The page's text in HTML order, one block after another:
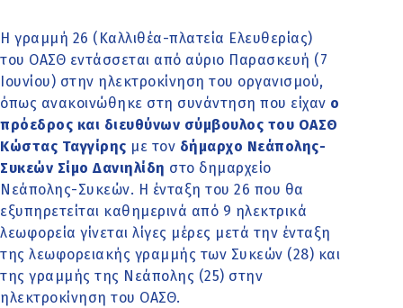
Η γραμμή 26 (Καλλιθέα-πλατεία Ελευθερίας)
του ΟΑΣΘ εντάσσεται από αύριο Παρασκευή (7
Ιουνίου) στην ηλεκτροκίνηση του οργανισμού,
όπως ανακοινώθηκε στη συνάντηση που είχαν ο
πρόεδρος και διευθύνων σύμβουλος του ΟΑΣΘ
Κώστας Ταγγίρης με τον δήμαρχο Νεάπολης-
Συκεών Σίμο Δανιηλίδη στο δημαρχείο
Νεάπολης-Συκεών. Η ένταξη του 26 που θα
εξυπηρετείται καθημερινά από 9 ηλεκτρικά
λεωφορεία γίνεται λίγες μέρες μετά την ένταξη
της λεωφορειακής γραμμής των Συκεών (28) και
της γραμμής της Νεάπολης (25) στην
ηλεκτροκίνηση του ΟΑΣΘ.